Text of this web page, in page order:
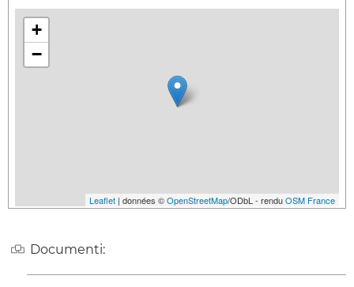
+
−
Leaflet | données ©OpenStreetMap/ODbL - renduOSM France
Documenti: